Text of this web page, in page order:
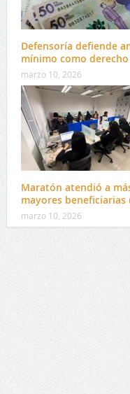
Defensoría defiende
mínimo como
marzo 10, 2026
Maratón atendió a
mayores beneficiarias
marzo 10, 2026